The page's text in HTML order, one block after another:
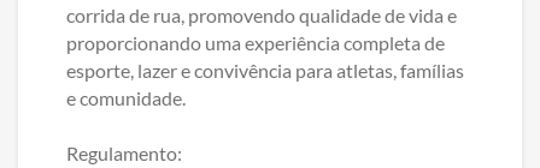
corrida de rua, promovendo qualidade de vida e
proporcionando uma experiência completa de
esporte, lazer e convivência para atletas, famílias
e comunidade.
Regulamento: